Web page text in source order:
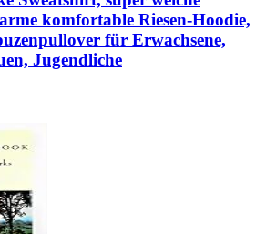
komfortable Riesen-Hoodie,
für Erwachsene,
Jugendliche